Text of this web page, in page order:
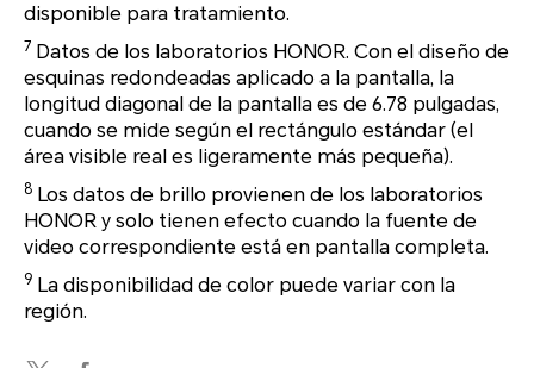
disponible para tratamiento.
7 Datos de los laboratorios HONOR. Con el diseño de
esquinas redondeadas aplicado a la pantalla, la
longitud diagonal de la pantalla es de 6.78 pulgadas,
cuando se mide según el rectángulo estándar (el
área visible real es ligeramente más pequeña).
8 Los datos de brillo provienen de los laboratorios
HONOR y solo tienen efecto cuando la fuente de
video correspondiente está en pantalla completa.
9 La disponibilidad de color puede variar con la
región.